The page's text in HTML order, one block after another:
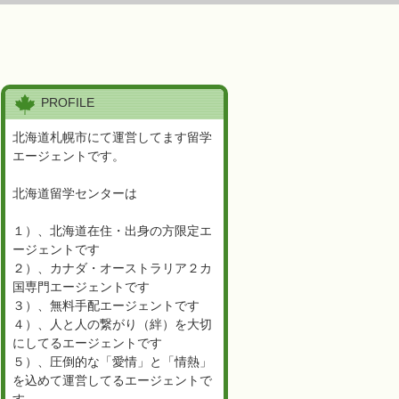
PROFILE
北海道札幌市にて運営してます留学
エージェントです。
北海道留学センターは
１）、北海道在住・出身の方限定エ
ージェントです
２）、カナダ・オーストラリア２カ
国専門エージェントです
３）、無料手配エージェントです
４）、人と人の繋がり（絆）を大切
にしてるエージェントです
５）、圧倒的な「愛情」と「情熱」
を込めて運営してるエージェントで